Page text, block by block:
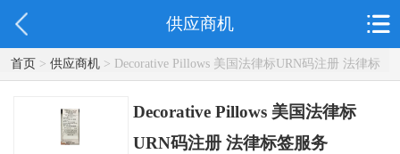
供应商机
首页> 供应商机> Decorative Pillows 美国法律标URN码注册 法律标
签服务
Decorative Pillows 美国法律标
URN码注册 法律标签服务